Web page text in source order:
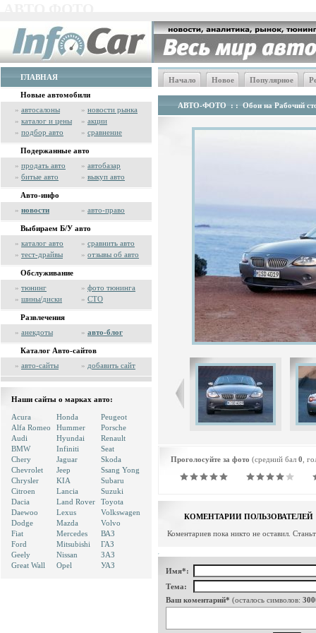
ГЛАВНАЯ
Новые автомобили
» автосалоны » новости рынка
» каталог и цены » акции
» подбор авто » сравнение
Подержанные авто
» продать авто » автобазар
» битые авто » выкуп авто
Авто-инфо
» новости » авто-право
Выбираем Б/У авто
» каталог авто » сравнить авто
» тест-драйвы » отзывы об авто
Обслуживание
» тюнинг » фото тюнинга
» шины/диски » СТО
Развлечения
» анекдоты » авто-блог
Каталог Авто-сайтов
» авто-сайты » добавить сайт
Наши сайты о марках авто:
Acura
Alfa Romeo
Audi
BMW
Chery
Chevrolet
Chrysler
Citroen
Dacia
Daewoo
Dodge
Fiat
Ford
Geely
Great Wall
Honda
Hummer
Hyundai
Infiniti
Jaguar
Jeep
KIA
Lancia
Land Rover
Lexus
Mazda
Mercedes
Mitsubishi
Nissan
Opel
Peugeot
Porsche
Renault
Seat
Skoda
Ssang Yong
Subaru
Suzuki
Toyota
Volkswagen
Volvo
ВАЗ
ГАЗ
ЗАЗ
УАЗ
Начало Новое Популярное
АВТО-ФОТО : : Обои на Рабочий
Проголосуйте за фото (средний бал 0 ,
КОМЕНТАРИИ ПОЛЬЗОВАТЕЛЕЙ
Коментариев пока никто не оставил.
Имя*:
Тема:
Ваш коментарий* (осталось символов: